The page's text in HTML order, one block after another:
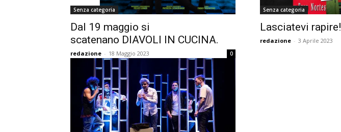
Senza categoria
Dal 19 maggio si
scatenano DIAVOLI IN CUCINA.
redazione - 18 Maggio 2023 0
Senza categoria
Lasciatevi rapire!
redazione - 3 Aprile 2023